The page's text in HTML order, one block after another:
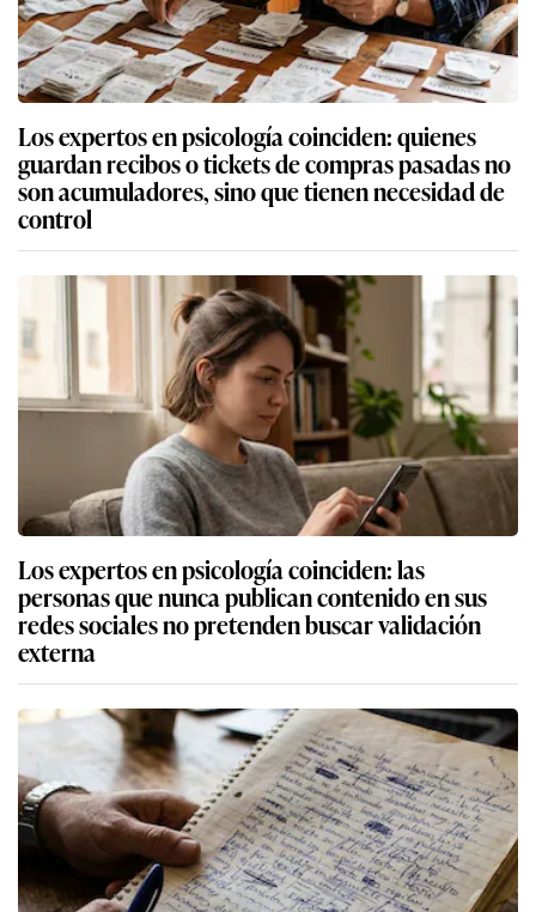
Los expertos en psicología coinciden: quienes
guardan recibos o tickets de compras pasadas no
son acumuladores, sino que tienen necesidad de
control
Los expertos en psicología coinciden: las
personas que nunca publican contenido en sus
redes sociales no pretenden buscar validación
externa